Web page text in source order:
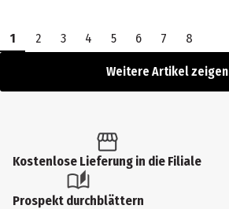
1 2 3 4 5 6 7 8
Weitere Artikel zeigen
Kostenlose Lieferung in die Filiale
Prospekt durchblättern